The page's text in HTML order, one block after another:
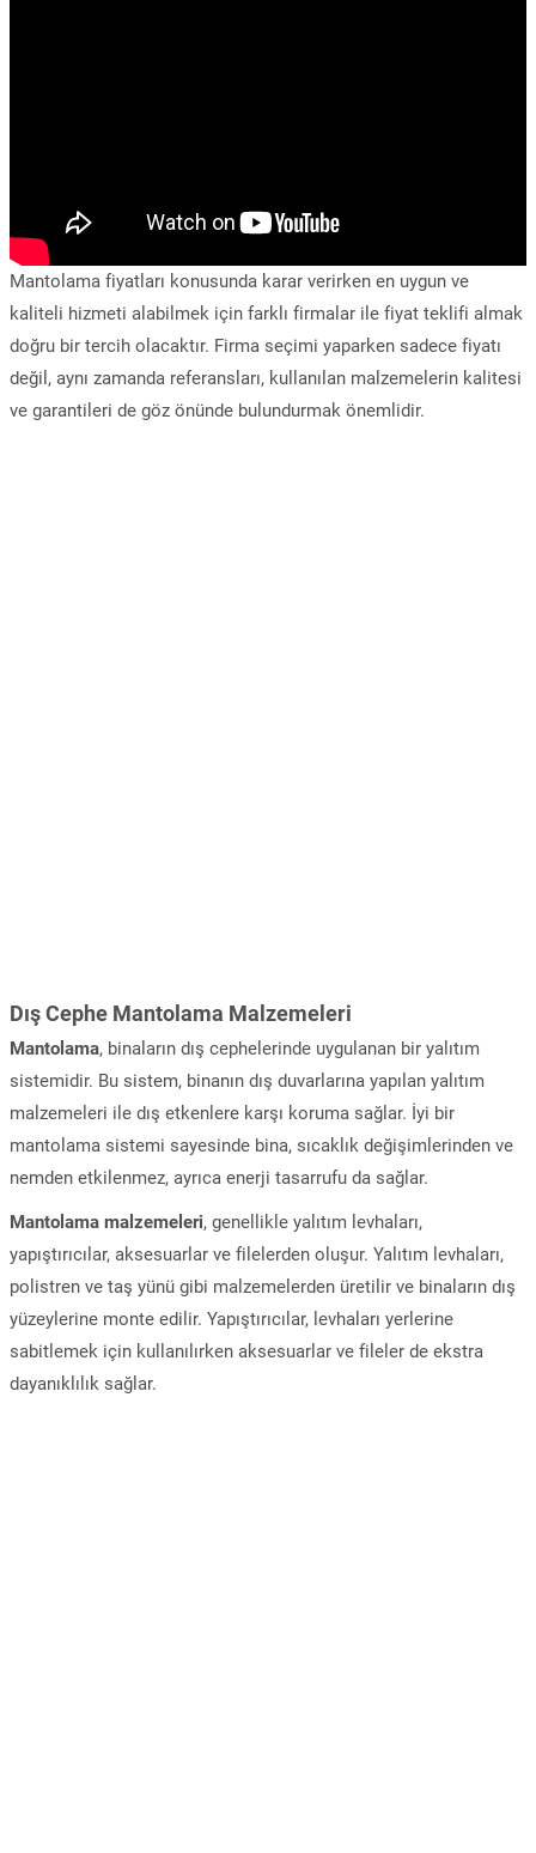
Mantolama fiyatları konusunda karar verirken en uygun ve
kaliteli hizmeti alabilmek için farklı firmalar ile fiyat teklifi almak
doğru bir tercih olacaktır. Firma seçimi yaparken sadece fiyatı
değil, aynı zamanda referansları, kullanılan malzemelerin kalitesi
ve garantileri de göz önünde bulundurmak önemlidir.
Dış Cephe Mantolama Malzemeleri
Mantolama, binaların dış cephelerinde uygulanan bir yalıtım
sistemidir. Bu sistem, binanın dış duvarlarına yapılan yalıtım
malzemeleri ile dış etkenlere karşı koruma sağlar. İyi bir
mantolama sistemi sayesinde bina, sıcaklık değişimlerinden ve
nemden etkilenmez, ayrıca enerji tasarrufu da sağlar.
Mantolama malzemeleri, genellikle yalıtım levhaları,
yapıştırıcılar, aksesuarlar ve filelerden oluşur. Yalıtım levhaları,
polistren ve taş yünü gibi malzemelerden üretilir ve binaların dış
yüzeylerine monte edilir. Yapıştırıcılar, levhaları yerlerine
sabitlemek için kullanılırken aksesuarlar ve fileler de ekstra
dayanıklılık sağlar.